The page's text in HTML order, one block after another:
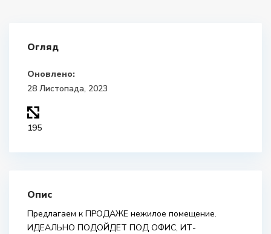
Огляд
Оновлено:
28 Листопада, 2023
195
Опис
Предлагаем к ПРОДАЖЕ нежилое помещение.
ИДЕАЛЬНО ПОДОЙДЕТ ПОД ОФИС, ИТ-